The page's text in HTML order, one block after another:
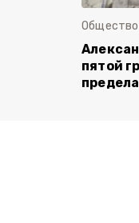
Общество
пятой